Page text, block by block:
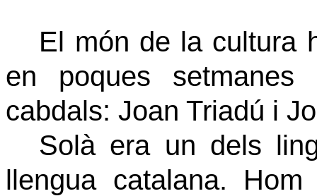
El món de la cultura
en poques setmanes
cabdals: Joan Triadú i
Solà era un dels
llengua catalana.